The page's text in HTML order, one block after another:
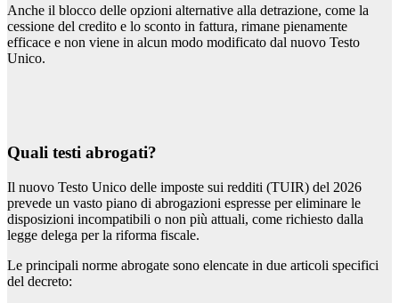
Anche il blocco delle opzioni alternative alla detrazione, come la
cessione del credito e lo sconto in fattura, rimane pienamente
efficace e non viene in alcun modo modificato dal nuovo Testo
Unico.
Quali testi abrogati?
Il nuovo Testo Unico delle imposte sui redditi (TUIR) del 2026
prevede un vasto piano di abrogazioni espresse per eliminare le
disposizioni incompatibili o non più attuali, come richiesto dalla
legge delega per la riforma fiscale.
Le principali norme abrogate sono elencate in due articoli specifici
del decreto: